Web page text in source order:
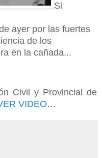
Si
ayer por las fuertes
de los
en la cañada...
Civil y Provincial de
VIDEO…